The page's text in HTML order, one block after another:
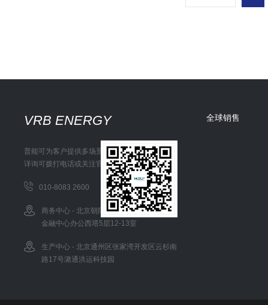
VRB ENERGY
普能可为客户提供多场景储能解决方案
详询可拨打电话或关注官方微信
010-8083 2600
商务中心 - 北京朝阳区东三环中路1号环球
金融中心办公西塔5层12-13室
生产中心 - 北京通州区张家湾开发区云杉南
路17号潞通洪运科技园
全球销售